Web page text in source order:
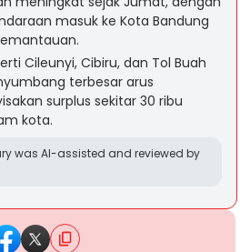
masuk ke Kota Bandung
Cileunyi, Cibiru, dan Tol Buah
terbesar arus
surplus sekitar 30 ribu
kota.
was AI-assisted and reviewed by